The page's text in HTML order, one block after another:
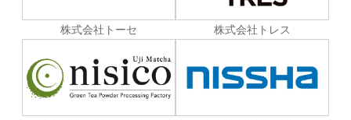
株式会社トーセ 株式会社トレス